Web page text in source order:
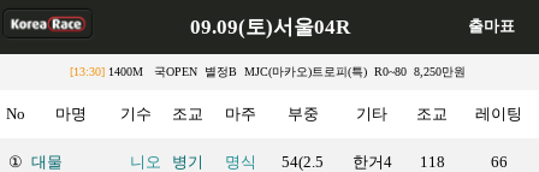
09.09(토)서울04R 출마표
[13:30] 1400M 국OPEN 별정B MJC(마카오)트로피(특) R0~80 8,250만원
No 마명 기수 조교 마주 부중 기타 조교 레이팅
① 대물 니오 병기 명식 54(2.5 한거4 118 66